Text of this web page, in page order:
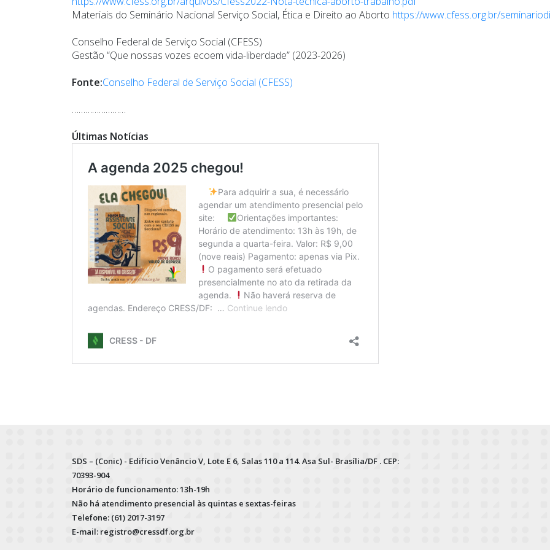
Materiais do Seminário Nacional Serviço Social, Ética e Direito ao Aborto https://www.cfess.org.br/
Conselho Federal de Serviço Social (CFESS)
Gestão “Que nossas vozes ecoem vida-liberdade” (2023-2026)
Fonte:Conselho Federal de Serviço Social (CFESS)
……………………
Últimas Notícias
SDS – (Conic) - Edifício Venâncio V, Lote E 6, Salas 110 a 114. Asa Sul- Brasília/DF . CEP:
70393-904
Horário de funcionamento: 13h-19h
Não há atendimento presencial às quintas e sextas-feiras
Telefone: (61) 2017-3197
E-mail: registro@cressdf.org.br